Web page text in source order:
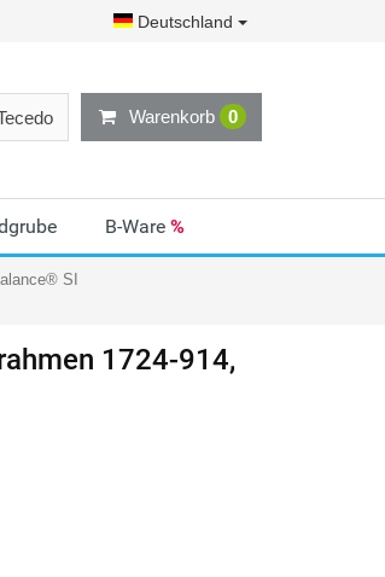
Deutschland
Warenkorb 0
B-Ware %
SI
1724-914,